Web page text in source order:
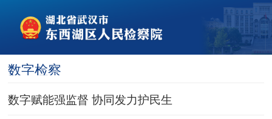
数字检察
数字赋能强监督 协同发力护民生